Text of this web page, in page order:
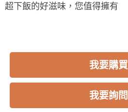
超下飯的好滋味，您值得擁有
我要購買
我要詢問